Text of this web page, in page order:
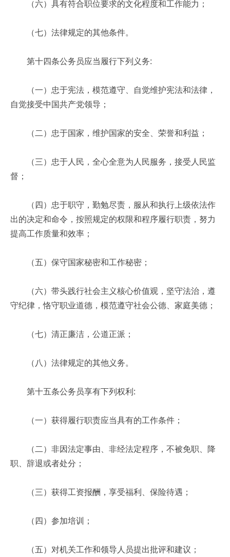
（六）具有符合职位要求的文化程度和工作能力；
（七）法律规定的其他条件。
第十四条公务员应当履行下列义务:
（一）忠于宪法，模范遵守、自觉维护宪法和法律，
自觉接受中国共产党领导；
（二）忠于国家，维护国家的安全、荣誉和利益；
（三）忠于人民，全心全意为人民服务，接受人民监
督；
（四）忠于职守，勤勉尽责，服从和执行上级依法作
出的决定和命令，按照规定的权限和程序履行职责，努力
提高工作质量和效率；
（五）保守国家秘密和工作秘密；
（六）带头践行社会主义核心价值观，坚守法治，遵
守纪律，恪守职业道德，模范遵守社会公德、家庭美德；
（七）清正廉洁，公道正派；
（八）法律规定的其他义务。
第十五条公务员享有下列权利:
（一）获得履行职责应当具有的工作条件；
（二）非因法定事由、非经法定程序，不被免职、降
职、辞退或者处分；
（三）获得工资报酬，享受福利、保险待遇；
（四）参加培训；
（五）对机关工作和领导人员提出批评和建议；